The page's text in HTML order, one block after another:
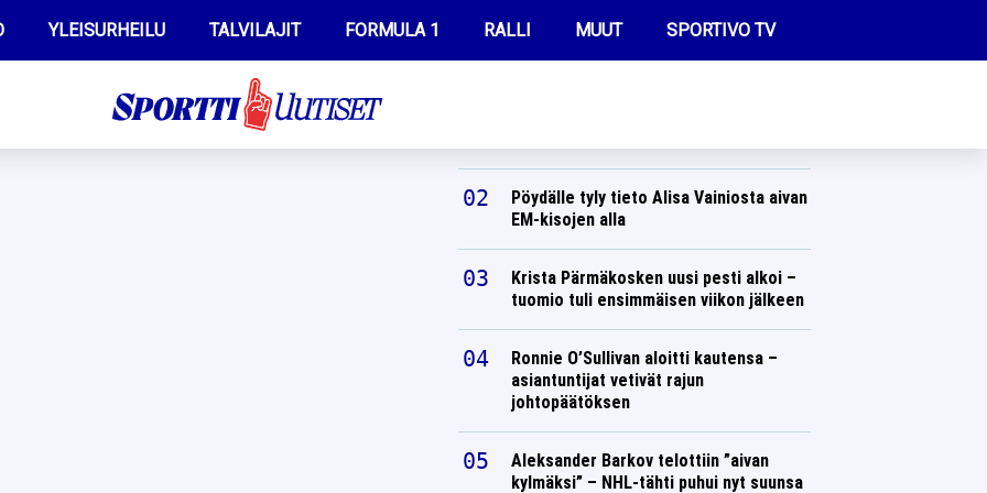
YLEISURHEILU TALVILAJIT FORMULA 1 RALLI MUUT
OLYMPIALAISET
SPORTIVO TV
Pöydälle tyly tieto Alisa Vainiosta aivan
EM-kisojen alla
Krista Pärmäkosken uusi pesti alkoi –
tuomio tuli ensimmäisen viikon jälkeen
Ronnie O’Sullivan aloitti kautensa –
asiantuntijat vetivät rajun
johtopäätöksen
Aleksander Barkov telottiin ”aivan
kylmäksi” – NHL-tähti puhui nyt suunsa